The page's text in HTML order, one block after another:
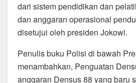
dari sistem pendidikan dan
dan anggaran operasional
disetujui oleh presiden Jokowi.
Penulis buku Polisi di bawah
menambahkan, Penguatan
anggaran Densus 88 yang baru